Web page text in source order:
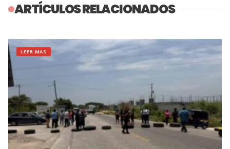
ARTÍCULOS RELACIONADOS
LEER MAS